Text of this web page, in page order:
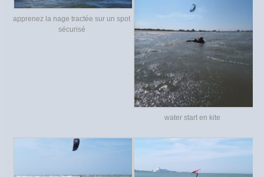
apprenez la nage tractée sur un spot
sécurisé
water start en kite